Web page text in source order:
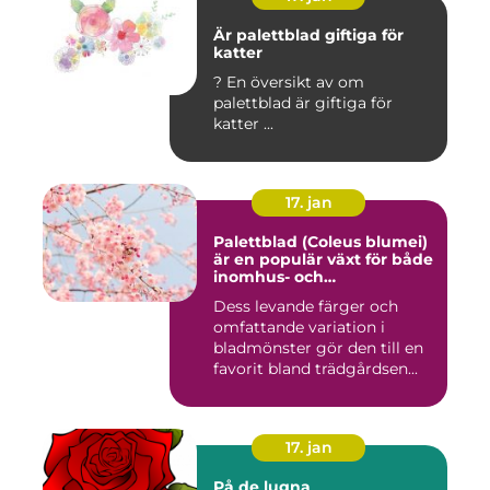
Är palettblad giftiga för
katter
? En översikt av om
palettblad är giftiga för
katter ...
17. jan
Palettblad (Coleus blumei)
är en populär växt för både
inomhus- och
Dess levande färger och
omfattande variation i
bladmönster gör den till en
favorit bland trädgårdsen...
17. jan